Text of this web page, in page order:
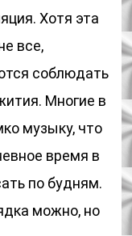
Хотя эта
все,
соблюдать
Многие в
музыку, что
время в
по будням.
можно, но